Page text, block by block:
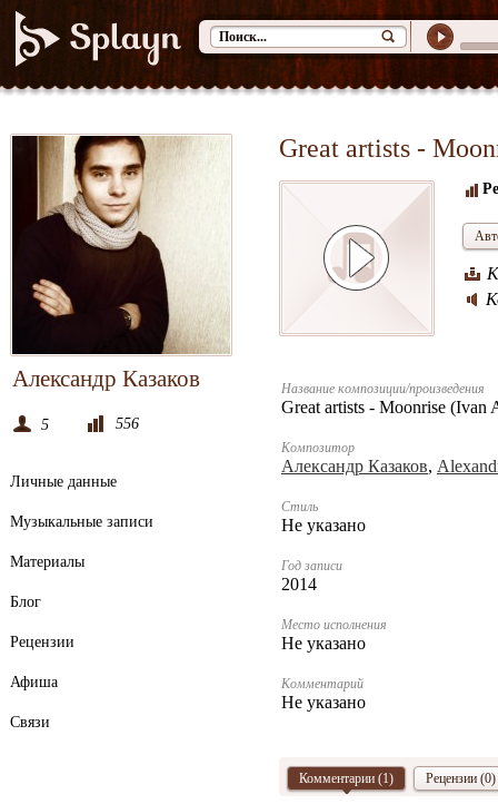
Александр Казаков
5 556
Личные данные
Музыкальные записи
Материалы
Блог
Рецензии
Афиша
Связи
Great artists -
Название композиции/произведения
Great artists - Moonrise (Ivan
Композитор
Александр Казаков,
Стиль
Не указано
Год записи
2014
Место исполнения
Не указано
Комментарий
Не указано
Комментарии (1) Рецензии (0)